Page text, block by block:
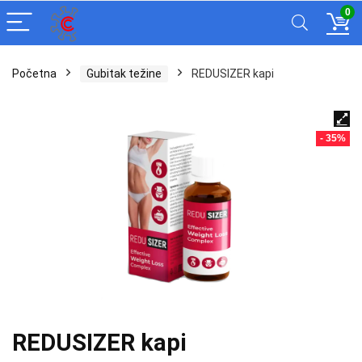
0
Početna Gubitak težine REDUSIZER kapi
- 35%
REDUSIZER kapi